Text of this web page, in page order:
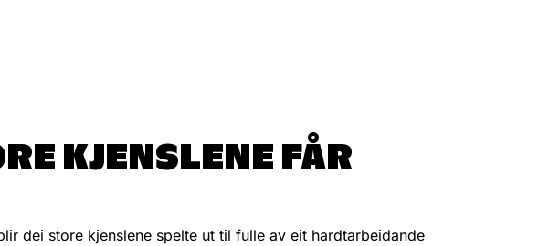
KJENSLENE FÅR
dei store kjenslene spelte ut til fulle av eit hardtarbeidande